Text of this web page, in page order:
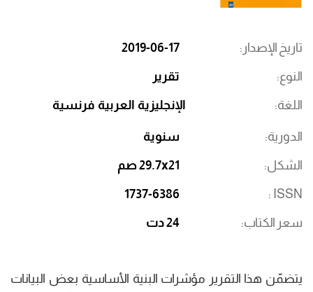
تاريخ الإصدار 2019-06-17
النوع تقرير
اللغة الإنجليزية العربية فرنسية
الدورية سنوية
الشكل 29.7x21 صم
ISSN
1737-6386
سعر الكتاب 24 دت
يتضمّن هذا التقرير مؤشرات البنية الأساسية بعض البيانات